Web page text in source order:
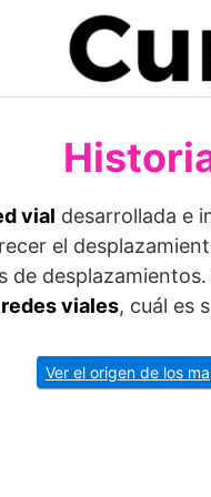
vial desarrollada e
el
de desplazamientos.
viales, cuál es
Ver el origen de los